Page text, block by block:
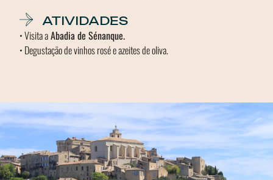
ATIVIDADES
• Visita aAbadia de Sénanque.
• Degustação de vinhos rosé e azeites de oliva.